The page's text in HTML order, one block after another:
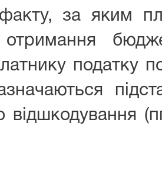
факту, за яким
податку
відшкодування